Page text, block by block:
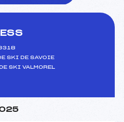
SKI DE SAVOIE
SKI VALMOREL